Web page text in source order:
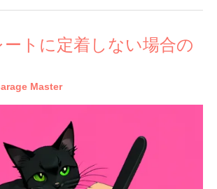
ートに定着しない場合の
Master